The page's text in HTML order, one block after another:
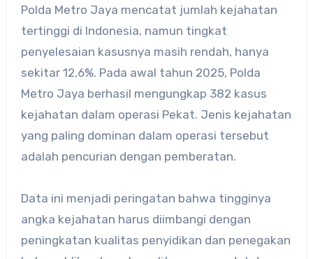
Polda Metro Jaya mencatat jumlah kejahatan
tertinggi di Indonesia, namun tingkat
penyelesaian kasusnya masih rendah, hanya
sekitar 12,6%. Pada awal tahun 2025, Polda
Metro Jaya berhasil mengungkap 382 kasus
kejahatan dalam operasi Pekat. Jenis kejahatan
yang paling dominan dalam operasi tersebut
adalah pencurian dengan pemberatan.
Data ini menjadi peringatan bahwa tingginya
angka kejahatan harus diimbangi dengan
peningkatan kualitas penyidikan dan penegakan